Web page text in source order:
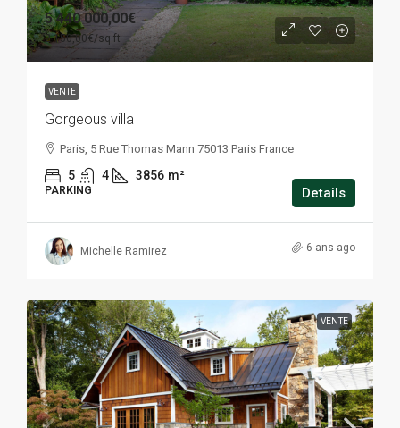
5 440 000,00€
2 150,00€/sq ft
VENTE
Gorgeous villa
Paris, 5 Rue Thomas Mann 75013 Paris France
5 4 3856 m²
PARKING Details
Michelle Ramirez 6 ans ago
VENTE